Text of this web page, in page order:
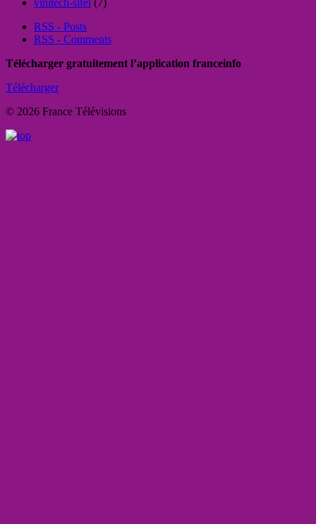
RSS - Posts
RSS - Comments
Télécharger gratuitement l’application franceinfo
Télécharger
© 2026 France Télévisions